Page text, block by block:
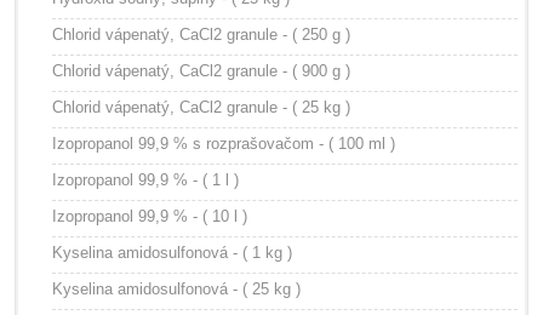
Chlorid vápenatý, CaCl2 granule - ( 250 g )
Chlorid vápenatý, CaCl2 granule - ( 900 g )
Chlorid vápenatý, CaCl2 granule - ( 25 kg )
Izopropanol 99,9 % s rozprašovačom - ( 100 ml )
Izopropanol 99,9 % - ( 1 l )
Izopropanol 99,9 % - ( 10 l )
Kyselina amidosulfonová - ( 1 kg )
Kyselina amidosulfonová - ( 25 kg )